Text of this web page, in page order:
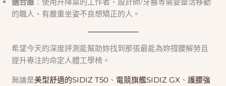
適合誰 ：使用升降桌的工作者、設計師/牙醫等需要靈活移動
的職人、有嚴重坐姿不良想矯正的人。
希望今天的深度評測能幫助妳找到那張最能為妳撐腰解勞且
提升專注的命定人體工學椅。
無論是美型舒適的SIDIZ T50 、 電競旗艦SIDIZ GX 、護腰強